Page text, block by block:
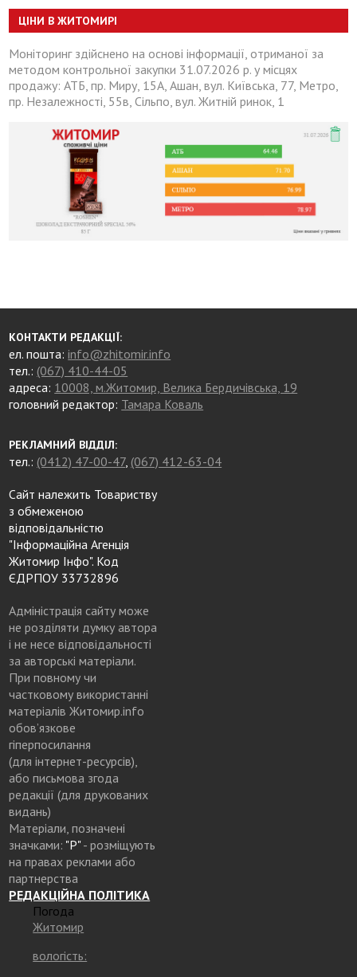
ЦІНИ В ЖИТОМИРІ
Моніторинг здійснено на основі інформації, отриманої за
методом контрольної закупки 31.07.2026 р. у місцях
продажу: АТБ, пр. Миру, 15А, Ашан, вул. Київська, 77, Метро,
пр. Незалежності, 55в, Сільпо, вул. Житній ринок, 1
КОНТАКТИ РЕДАКЦІЇ:
ел. пошта:info@zhitomir.info
тел.: (067) 410-44-05
адреса: 10008, м.Житомир, Велика Бердичівська, 19
головний редактор: Тамара Коваль
РЕКЛАМНИЙ ВІДДІЛ:
тел.: (0412) 47-00-47, (067) 412-63-04
Сайт належить Товариству
з обмеженою
відповідальністю
"Інформаційна Агенція
Житомир Інфо". Код
ЄДРПОУ 33732896
Адміністрація сайту може
не розділяти думку автора
і не несе відповідальності
за авторські матеріали.
При повному чи
частковому використанні
матеріалів Житомир.info
обов’язкове
гіперпосилання
(для інтернет-ресурсів),
або письмова згода
редакції (для друкованих
видань)
Матеріали, позначені
значками: "Р"- розміщують
на правах реклами або
партнерства
РЕДАКЦІЙНА ПОЛІТИКА
Погода
Житомир
вологість: